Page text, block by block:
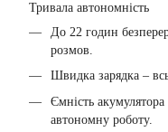
Тривала автономність
До 22 годин
розмов.
Швидка зарядка –
Ємність
автономну роботу.